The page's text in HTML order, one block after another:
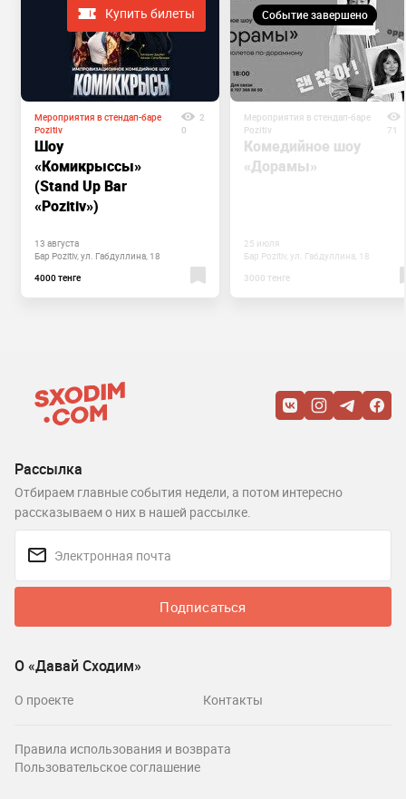
Купить билеты
Мероприятия в стендап-баре
Pozitiv
2
0
Шоу
«Комикрыссы»
(Stand Up Bar
«Pozitiv»)
13 августа
Бар Pozitiv, ул. Габдуллина, 18
4000 тенге
Событие завершено
Мероприятия в стендап-баре
Pozitiv
71
Комедийное шоу
«Дорамы»
25 июля
Бар Pozitiv, ул. Габдуллина, 18
3000 тенге
Рассылка
Отбираем главные события недели, а потом интересно
рассказываем о них в нашей рассылке.
Подписаться
О «Давай Сходим»
О проекте Контакты
Правила использования и возврата
Пользовательское соглашение